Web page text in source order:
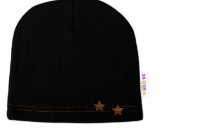
multiple
variants.
The
options
may
be
chosen
on
the
product
page